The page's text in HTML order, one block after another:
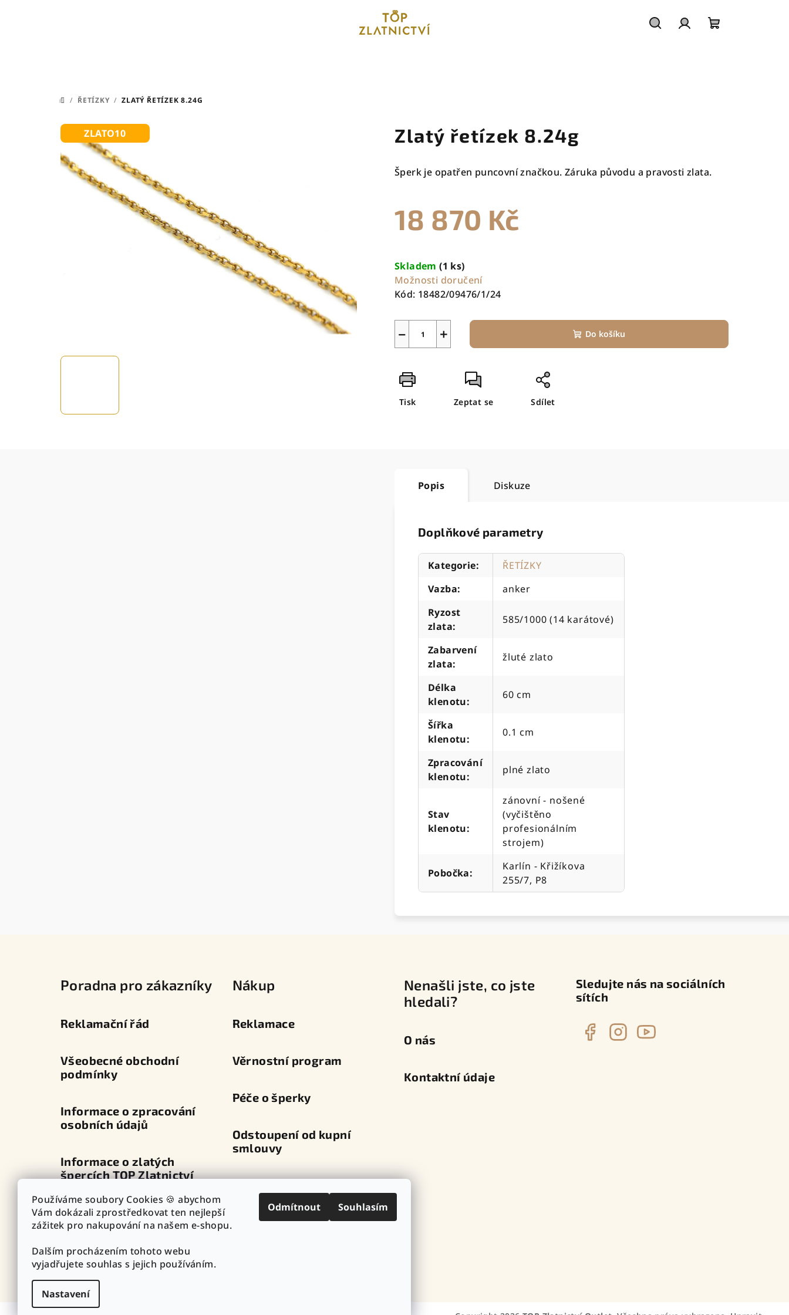
Používáme soubory Cookies 🍪 abychom
Vám dokázali zprostředkovat ten nejlepší
zážitek pro nakupování na našem e-shopu.
Dalším procházením tohoto webu
vyjadřujete souhlas s jejich používáním.
Nastavení
Odmítnout Souhlasím
DOMŮ
/ ŘETÍZKY / ZLATÝ ŘETÍZEK 8.24G
Zlatý řetízek 8.24g
Šperk je opatřen puncovní značkou. Záruka původu a pravosti zlata.
18 870 Kč
cena:
Skladem(1 ks)
Možnosti doručení
Kód: 18482/09476/1/24
+
− Do košíku
Tisk Zeptat se Sdílet
ZLATO10
Popis Diskuze
Doplňkové parametry
Kategorie:
ŘETÍZKY
Vazba:
anker
Ryzost
zlata:
585/1000 (14 karátové)
Zabarvení
zlata:
žluté zlato
Délka
klenotu:
60 cm
Šířka
klenotu:
0.1 cm
Zpracování
klenotu:
plné zlato
Stav
klenotu:
zánovní - nošené
(vyčištěno
profesionálním
strojem)
Pobočka:
Karlín - Křižíkova
255/7, P8
Poradna pro zákazníky
Reklamační řád
Všeobecné obchodní
podmínky
Informace o zpracování
osobních údajů
Informace o zlatých
špercích TOP Zlatnictví
Průvodce zapínáním
náušnic
Vazby - vzory řetízků
Nákup
Reklamace
Věrnostní program
Péče o šperky
Odstoupení od kupní
smlouvy
Výdejní místa
Nenašli jste, co jste
hledali?
O nás
Kontaktní údaje
Sledujte nás na sociálních
sítích